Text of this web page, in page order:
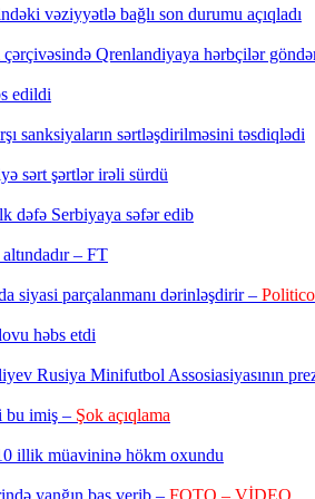
vəziyyətlə bağlı son durumu açıqladı
Qrenlandiyaya hərbçilər
edildi
sanksiyaların sərtləşdirilməsini təsdiqlədi
sərt şərtlər irəli sürdü
dəfə Serbiyaya səfər edib
– FT
siyasi parçalanmanı dərinləşdirir – Politico
həbs etdi
Rusiya Minifutbol Assosiasiyasının
bu imiş – Şok açıqlama
illik müavininə hökm oxundu